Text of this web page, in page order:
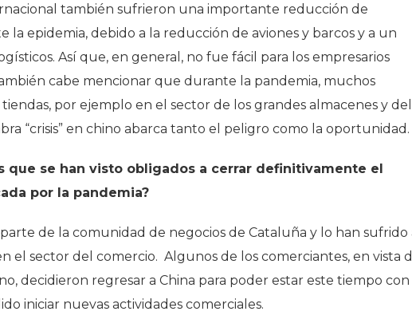
también sufrieron una importante reducción de
la epidemia, debido a la reducción de aviones y barcos y a un
Así que, en general, no fue fácil para los empresarios
cabe mencionar que durante la pandemia, muchos
por ejemplo en el sector de los grandes almacenes y del
“crisis” en chino abarca tanto el peligro como la oportunidad.
que se han visto obligados a cerrar definitivamente el
por la pandemia?
de la comunidad de negocios de Cataluña y lo han sufrido
el sector del comercio. Algunos de los comerciantes, en vista
decidieron regresar a China para poder estar este tiempo con
iniciar nuevas actividades comerciales.